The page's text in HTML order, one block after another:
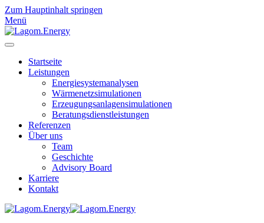
Zum Hauptinhalt springen
Menü
Startseite
Leistungen
Energiesystemanalysen
Wärmenetzsimulationen
Erzeugungsanlagensimulationen
Beratungsdienstleistungen
Referenzen
Über uns
Team
Geschichte
Advisory Board
Karriere
Kontakt